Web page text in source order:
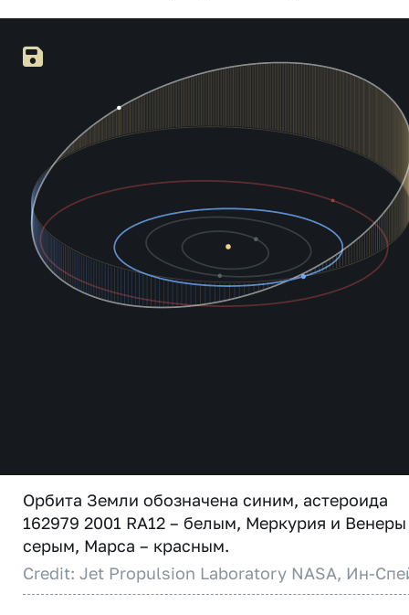
Орбита Земли обозначена синим, астероида
162979 2001 RA12 – белым, Меркурия и Венеры
серым, Марса – красным.
Credit: Jet Propulsion Laboratory NASA, Ин-